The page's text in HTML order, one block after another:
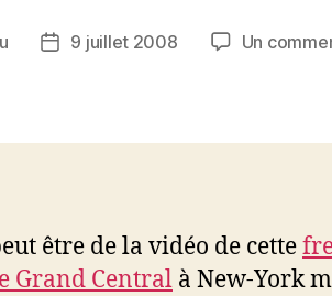
Date9 juillet 2008 Un
être de la vidéo de cette
Grand Central à New-York